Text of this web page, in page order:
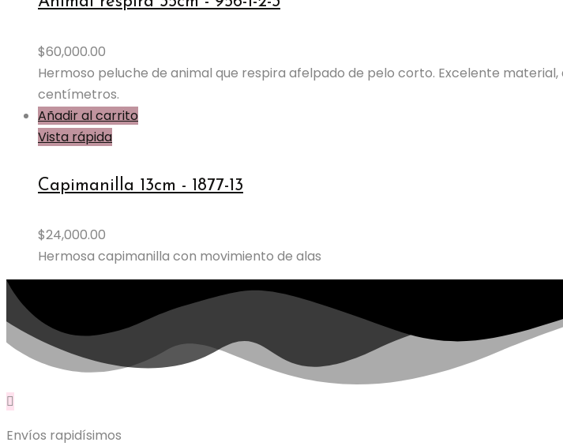
se
página
$60,000.00
Hermoso peluche de animal que respira afelpado de pelo corto. Excelente
centímetros.
Añadir al carrito
Vista rápida
Capimanilla 13cm - 1877-13
$24,000.00
Hermosa capimanilla con movimiento de alas
Envíos rapidísimos